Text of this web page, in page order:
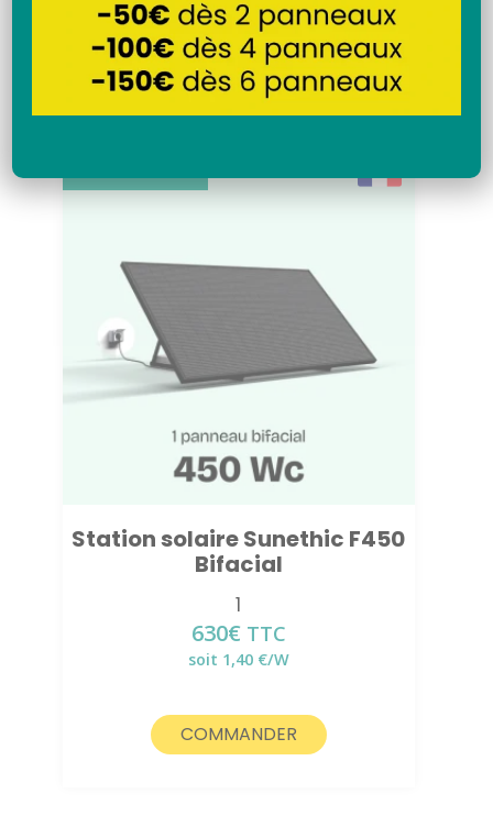
Livraison gratuite pour les panneaux
solaires ou kits
Station solaire Sunethic F450
Bifacial
1
630€ TTC
soit 1,40 €/W
COMMANDER